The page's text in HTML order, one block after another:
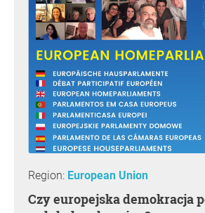
Region: European Union
Czy europejska demokracja potrzebuje